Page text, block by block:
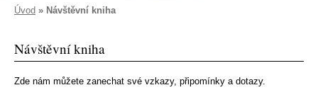
Úvod » Návštěvní kniha
Návštěvní kniha
Zde nám můžete zanechat své vzkazy, připomínky a dotazy.